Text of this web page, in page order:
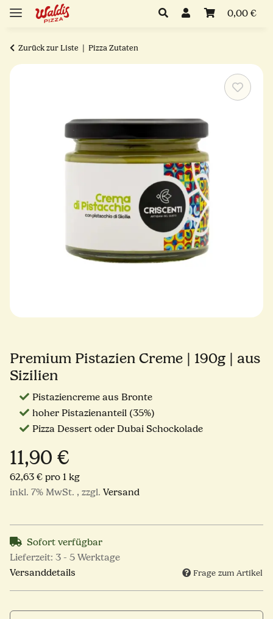
0,00 €
Zurück zur Liste Pizza Zutaten
Premium Pistazien Creme | 190g | aus
Sizilien
Pistaziencreme aus Bronte
hoher Pistazienanteil (35%)
Pizza Dessert oder Dubai Schockolade
11,90 €
62,63 € pro 1 kg
inkl. 7% MwSt. , zzgl. Versand
Sofort verfügbar
Lieferzeit: 3 - 5 Werktage
Versanddetails
Frage zum Artikel